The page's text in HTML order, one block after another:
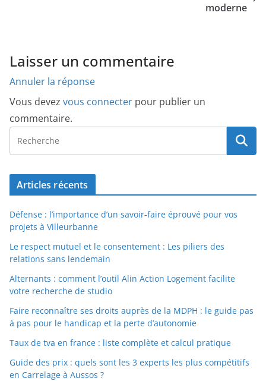
moderne
Laisser un commentaire
Annuler la réponse
Vous devez vous connecter pour publier un
commentaire.
Articles récents
Défense : l’importance d’un savoir-faire éprouvé pour vos
projets à Villeurbanne
Le respect mutuel et le consentement : Les piliers des
relations sans lendemain
Alternants : comment l’outil Alin Action Logement facilite
votre recherche de studio
Faire reconnaître ses droits auprès de la MDPH : le guide pas
à pas pour le handicap et la perte d’autonomie
Taux de tva en france : liste complète et calcul pratique
Guide des prix : quels sont les 3 experts les plus compétitifs
en Carrelage à Aussos ?